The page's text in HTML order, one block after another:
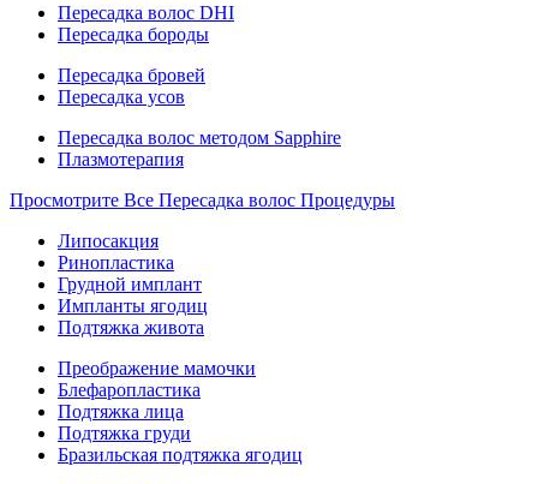
Пересадка волос DHI
Пересадка бороды
Пересадка бровей
Пересадка усов
Пересадка волос методом Sapphire
Плазмотерапия
Просмотрите Все Пересадка волос Процедуры
Липосакция
Ринопластика
Грудной имплант
Импланты ягодиц
Подтяжка живота
Преображение мамочки
Блефаропластика
Подтяжка лица
Подтяжка груди
Бразильская подтяжка ягодиц